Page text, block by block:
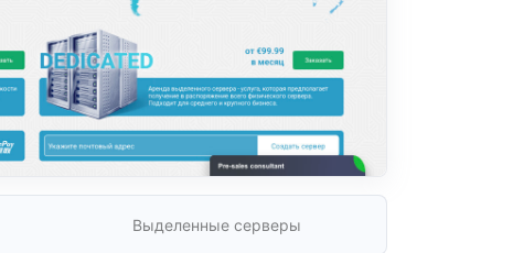
Выделенные серверы